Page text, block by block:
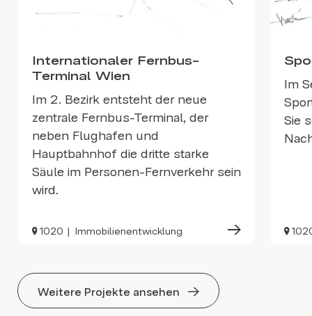
Internationaler Fernbus-
Terminal Wien
Im 2. Bezirk entsteht der neue
zentrale Fernbus-Terminal, der
neben Flughafen und
Hauptbahnhof die dritte starke
Säule im Personen-Fernverkehr sein
wird.
1020 Immobilienentwicklung
Im
Sie
Weitere Projekte ansehen